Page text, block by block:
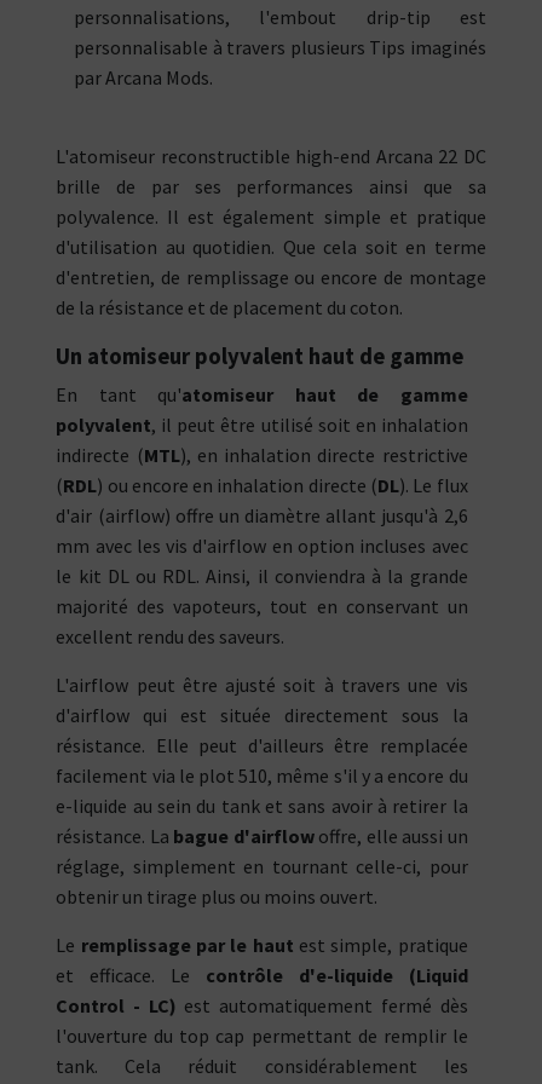
personnalisations, l'embout drip-tip est
personnalisable à travers plusieurs Tips imaginés
par Arcana Mods.
L'atomiseur reconstructible high-end Arcana 22 DC
brille de par ses performances ainsi que sa
polyvalence. Il est également simple et pratique
d'utilisation au quotidien. Que cela soit en terme
d'entretien, de remplissage ou encore de montage
de la résistance et de placement du coton.
Un atomiseur polyvalent haut de gamme
En tant qu'atomiseur haut de gamme
polyvalent, il peut être utilisé soit en inhalation
indirecte (MTL), en inhalation directe restrictive
(RDL) ou encore en inhalation directe (DL). Le flux
d'air (airflow) offre un diamètre allant jusqu'à 2,6
mm avec les vis d'airflow en option incluses avec
le kit DL ou RDL. Ainsi, il conviendra à la grande
majorité des vapoteurs, tout en conservant un
excellent rendu des saveurs.
L'airflow peut être ajusté soit à travers une vis
d'airflow qui est située directement sous la
résistance. Elle peut d'ailleurs être remplacée
facilement via le plot 510, même s'il y a encore du
e-liquide au sein du tank et sans avoir à retirer la
résistance. La bague d'airflowoffre, elle aussi un
réglage, simplement en tournant celle-ci, pour
obtenir un tirage plus ou moins ouvert.
Le remplissage par le haut est simple, pratique
et efficace. Le contrôle d'e-liquide (Liquid
Control - LC) est automatiquement fermé dès
l'ouverture du top cap permettant de remplir le
tank. Cela réduit considérablement les